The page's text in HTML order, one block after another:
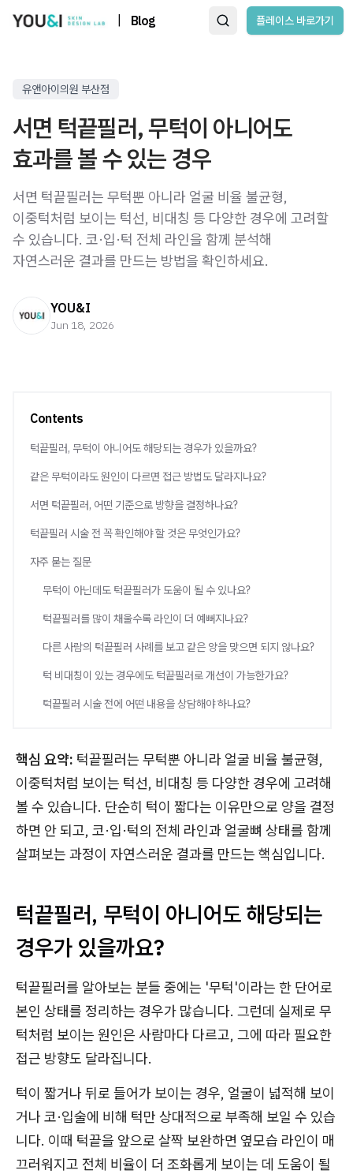
Blog 플레이스 바로가기
유앤아이의원 부산점
서면 턱끝필러, 무턱이 아니어도
효과를 볼 수 있는 경우
서면 턱끝필러는 무턱뿐 아니라 얼굴 비율 불균형,
이중턱처럼 보이는 턱선, 비대칭 등 다양한 경우에 고려할
수 있습니다. 코·입·턱 전체 라인을 함께 분석해
자연스러운 결과를 만드는 방법을 확인하세요.
YOU&I
Jun 18, 2026
Contents
턱끝필러, 무턱이 아니어도 해당되는 경우가 있을까요?
같은 무턱이라도 원인이 다르면 접근 방법도 달라지나요?
서면 턱끝필러, 어떤 기준으로 방향을 결정하나요?
턱끝필러 시술 전 꼭 확인해야 할 것은 무엇인가요?
자주 묻는 질문
무턱이 아닌데도 턱끝필러가 도움이 될 수 있나요?
턱끝필러를 많이 채울수록 라인이 더 예뻐지나요?
다른 사람의 턱끝필러 사례를 보고 같은 양을 맞으면 되지 않나요?
턱 비대칭이 있는 경우에도 턱끝필러로 개선이 가능한가요?
턱끝필러 시술 전에 어떤 내용을 상담해야 하나요?
핵심 요약: 턱끝필러는 무턱뿐 아니라 얼굴 비율 불균형,
이중턱처럼 보이는 턱선, 비대칭 등 다양한 경우에 고려해
볼 수 있습니다. 단순히 턱이 짧다는 이유만으로 양을 결정
하면 안 되고, 코·입·턱의 전체 라인과 얼굴뼈 상태를 함께
살펴보는 과정이 자연스러운 결과를 만드는 핵심입니다.
턱끝필러, 무턱이 아니어도 해당되는
경우가 있을까요?
턱끝필러를 알아보는 분들 중에는 '무턱'이라는 한 단어로
본인 상태를 정리하는 경우가 많습니다. 그런데 실제로 무
턱처럼 보이는 원인은 사람마다 다르고, 그에 따라 필요한
접근 방향도 달라집니다.
턱이 짧거나 뒤로 들어가 보이는 경우, 얼굴이 넓적해 보이
거나 코·입술에 비해 턱만 상대적으로 부족해 보일 수 있습
니다. 이때 턱끝을 앞으로 살짝 보완하면 옆모습 라인이 매
끄러워지고 전체 비율이 더 조화롭게 보이는 데 도움이 될